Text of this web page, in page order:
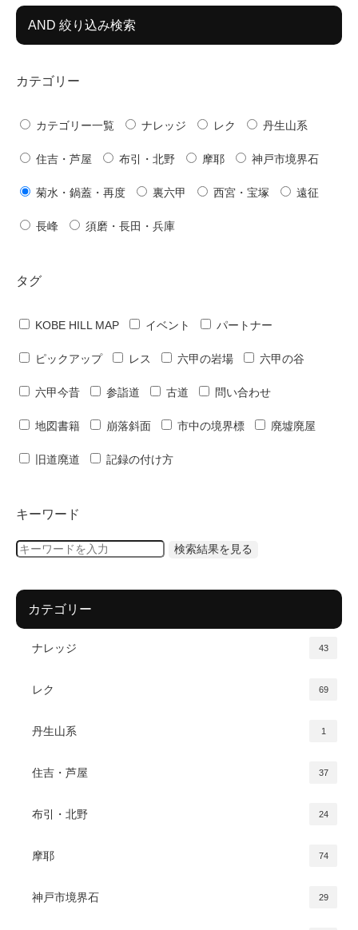
AND 絞り込み検索
カテゴリー
カテゴリー一覧 ナレッジ レク 丹生山系
住吉・芦屋 布引・北野 摩耶 神戸市境界石
菊水・鍋蓋・再度 裏六甲 西宮・宝塚 遠征
長峰 須磨・長田・兵庫
タグ
KOBE HILL MAP イベント パートナー
ピックアップ レス 六甲の岩場 六甲の谷
六甲今昔 参詣道 古道 問い合わせ
地図書籍 崩落斜面 市中の境界標 廃墟廃屋
旧道廃道 記録の付け方
キーワード
カテゴリー
ナレッジ 43
レク 69
丹生山系 1
住吉・芦屋 37
布引・北野 24
摩耶 74
神戸市境界石 29